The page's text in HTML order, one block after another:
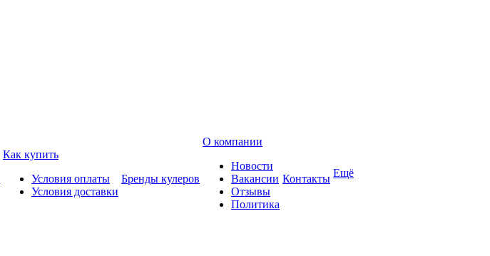
Как купить
Условия оплаты
Условия доставки
Бренды кулеров
О компании
Новости
Вакансии
Отзывы
Политика
Контакты Ещё